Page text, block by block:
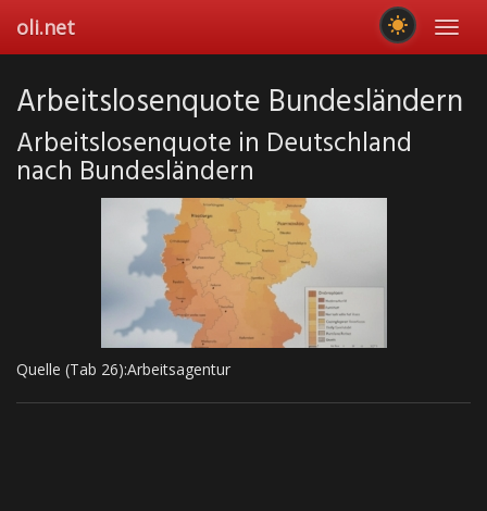
main
oli.net
Arbeitslosenquote Bundesländern
Arbeitslosenquote in Deutschland
nach Bundesländern
Quelle (Tab 26):Arbeitsagentur